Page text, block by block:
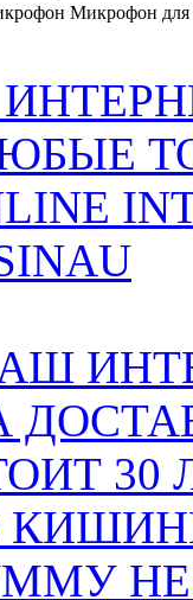
Микрофон для
30
НЕ